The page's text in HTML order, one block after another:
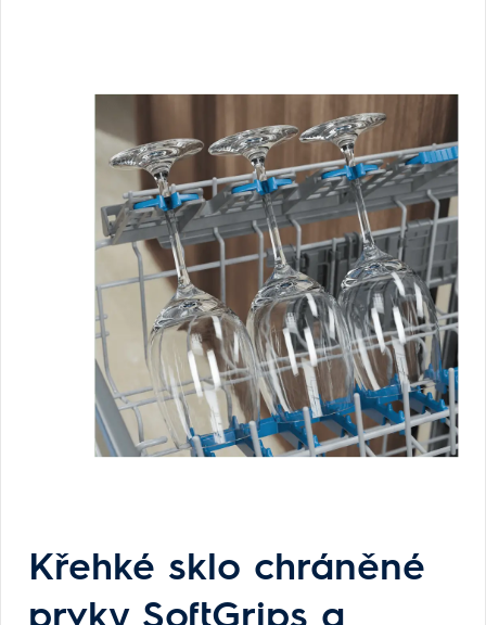
Křehké sklo chráněné
prvky SoftGrips a